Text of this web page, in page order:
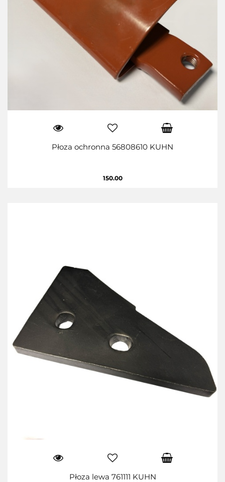
Płoza ochronna 56808610 KUHN
150.00
Płoza lewa 761111 KUHN